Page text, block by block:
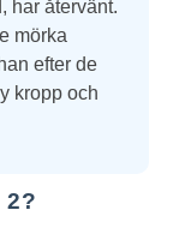
har återvänt.
mörka
efter de
kropp och
2?